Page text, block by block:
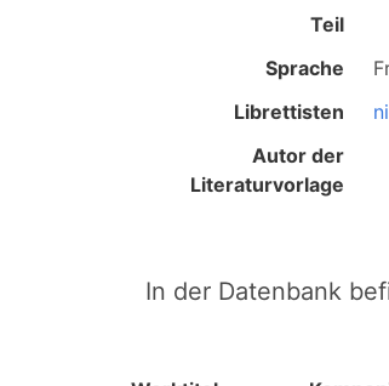
Teil
Sprache
Librettisten
Autor der
Literaturvorlage
In der Datenbank